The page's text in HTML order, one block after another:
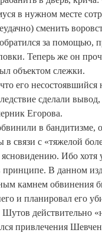
в нужном месте
сменить
за
Теперь же он
объектом слежки.
его
сделали
Егорова.
в
связи с «тяжелой
ясновидению. Ибо
принципе. В данном
камнем обвинения
и планировал его
Шутов действительно
привлечения